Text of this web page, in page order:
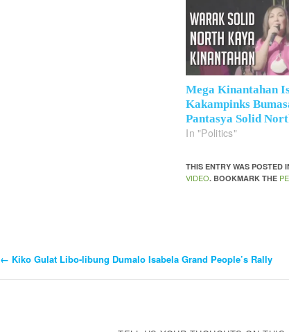
Mega Kinantahan
Kakampinks
Pantasya Solid
In "Politics"
THIS ENTRY WAS POSTED
VIDEO. BOOKMARK THE
Post
← Kiko Gulat Libo-libung Dumalo Isabela Grand People’s Rally